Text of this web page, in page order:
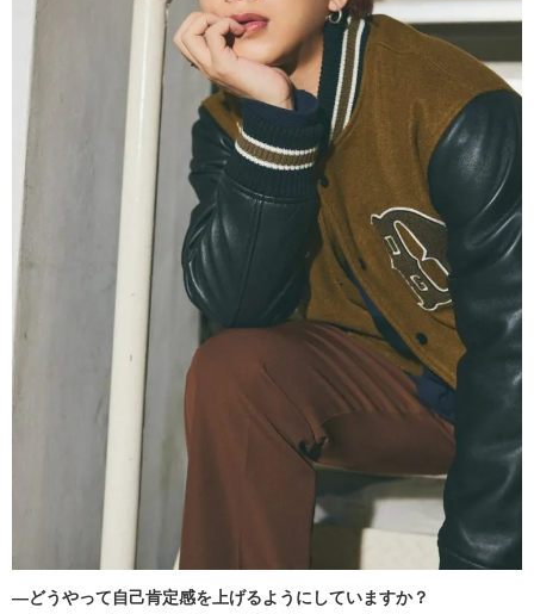
―どうやって自己肯定感を上げるようにしていますか？